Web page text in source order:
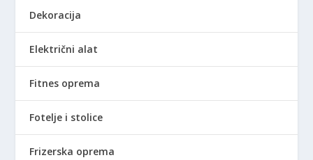
Dekoracija
Električni alat
Fitnes oprema
Fotelje i stolice
Frizerska oprema